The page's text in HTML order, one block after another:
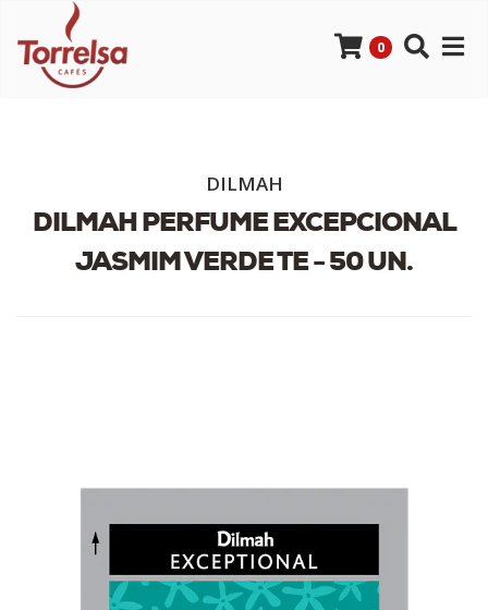
0
DILMAH
DILMAH PERFUME EXCEPCIONAL
JASMIM VERDE TE - 50 UN.